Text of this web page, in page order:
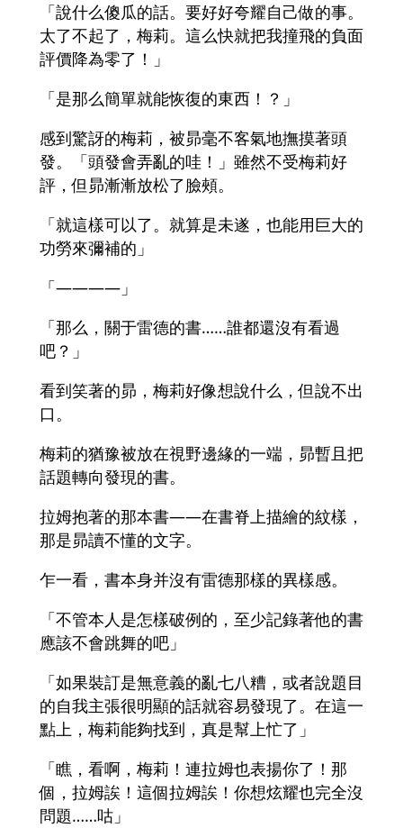
「說什么傻瓜的話。要好好夸耀自己做的事。
太了不起了，梅莉。這么快就把我撞飛的負面
評價降為零了！」
「是那么簡單就能恢復的東西！？」
感到驚訝的梅莉，被昴毫不客氣地撫摸著頭
發。「頭發會弄亂的哇！」雖然不受梅莉好
評，但昴漸漸放松了臉頰。
「就這樣可以了。就算是未遂，也能用巨大的
功勞來彌補的」
「――――」
「那么，關于雷德的書……誰都還沒有看過
吧？」
看到笑著的昴，梅莉好像想說什么，但說不出
口。
梅莉的猶豫被放在視野邊緣的一端，昴暫且把
話題轉向發現的書。
拉姆抱著的那本書――在書脊上描繪的紋樣，
那是昴讀不懂的文字。
乍一看，書本身并沒有雷德那樣的異樣感。
「不管本人是怎樣破例的，至少記錄著他的書
應該不會跳舞的吧」
「如果裝訂是無意義的亂七八糟，或者說題目
的自我主張很明顯的話就容易發現了。在這一
點上，梅莉能夠找到，真是幫上忙了」
「瞧，看啊，梅莉！連拉姆也表揚你了！那
個，拉姆誒！這個拉姆誒！你想炫耀也完全沒
問題……咕」